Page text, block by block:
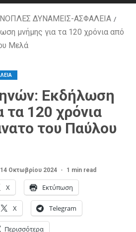
ΔΥΝΑΜΕΙΣ-ΑΣΦΑΛΕΙΑ
μνήμης για τα 120 χρόνια από
Μελά
Εκδήλωση
τα 120 χρόνια
του Παύλου
14 Οκτωβρίου 2024 1 min read
X Εκτύπωση
X Telegram
Περισσότερα